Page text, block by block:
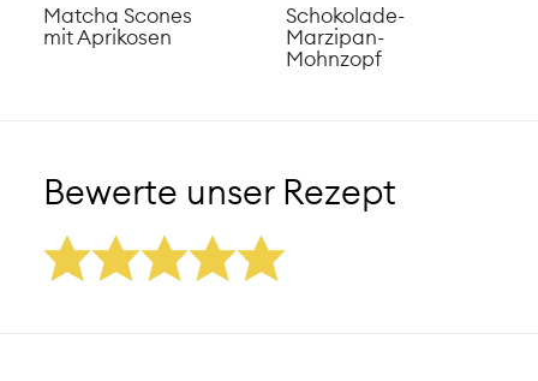
Matcha Scones
mit Aprikosen
Schokolade-
Marzipan-
Mohnzopf
Bewerte unser Rezept